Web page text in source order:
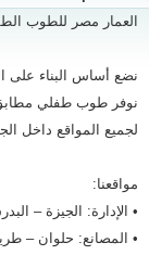
العمار مصر للطوب
نضع أساس البناء على
نوفر طوب طفلي مطابق
لجميع المواقع داخل
مواقعنا:
• الإدارة: الجيزة –
• المصانع: حلوان –